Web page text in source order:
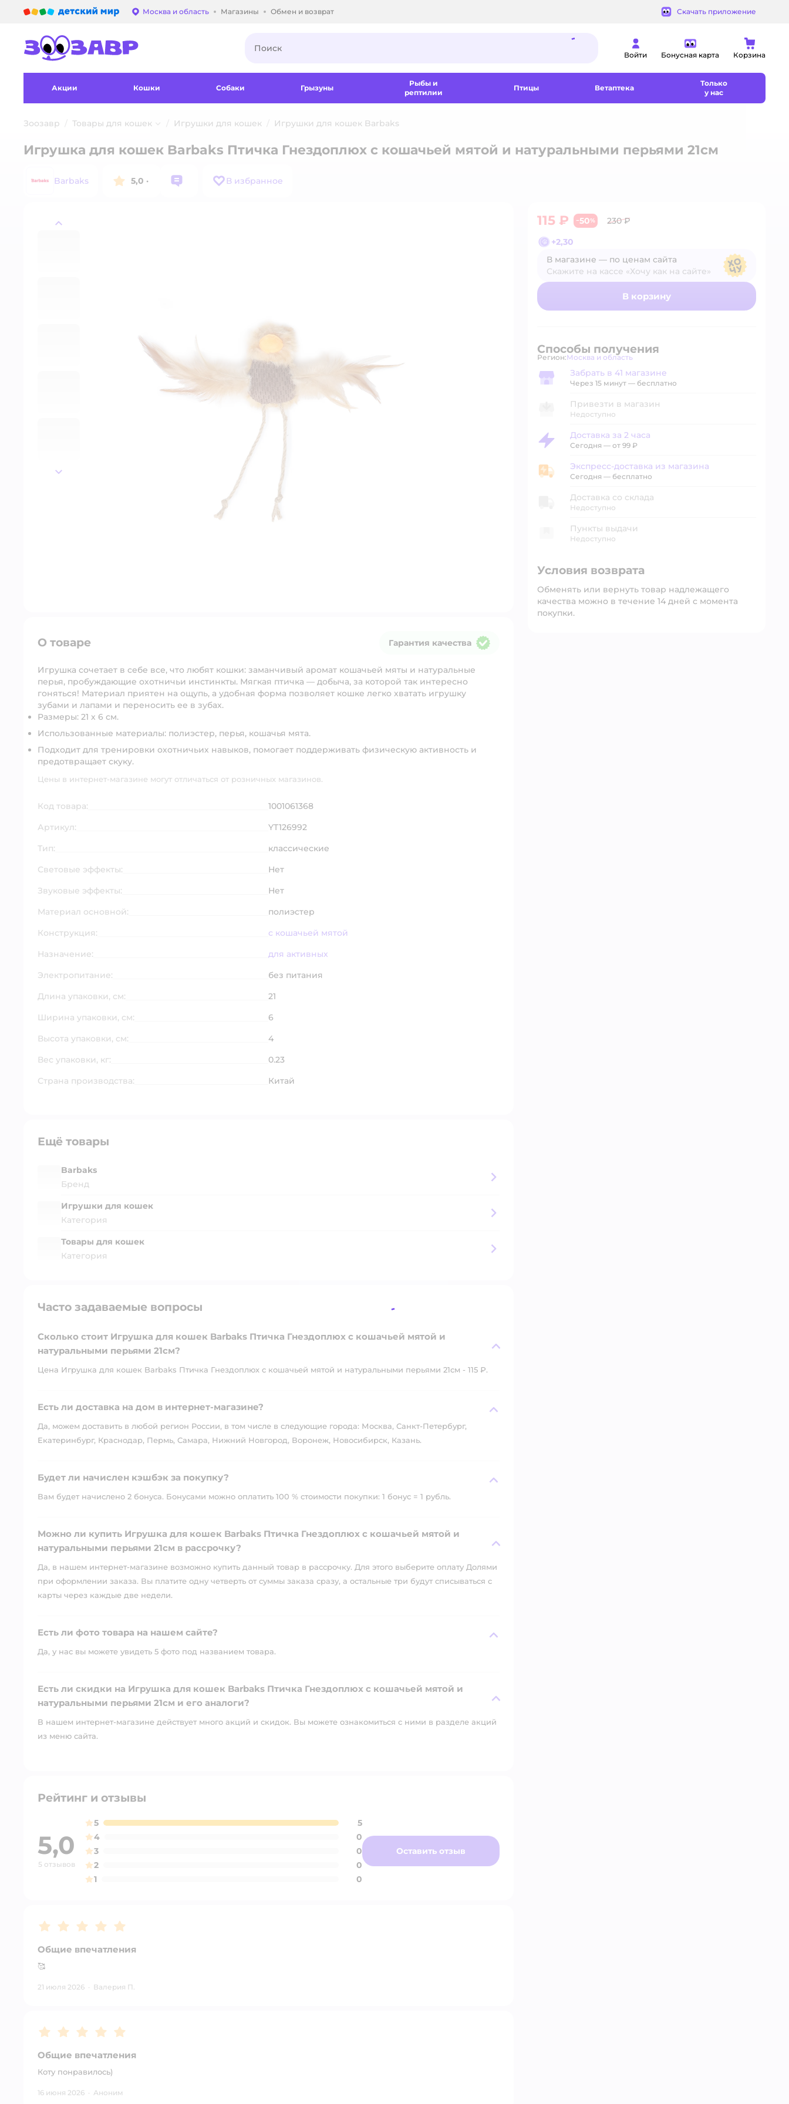
Выбор адреса доставки.
Москва и область Магазины Обмен и возврат Скачать приложение
Войти Бонусная карта Корзина
Акции Кошки Собаки Грызуны
Рыбы и
рептилии
Птицы Ветаптека
Только
у нас
Зоозавр Товары для кошек Игрушки для кошек Игрушки для кошек Barbaks
назад
далее
Игрушка для кошек Barbaks Птичка Гнездоплюх с кошачьей мятой и натуральными перьями 21см
Barbaks 5,0 · В избранное
115 ₽ −50%
230 ₽
+2,30
В магазине — по ценам сайта
Скажите на кассе «Хочу как на сайте»
В магазине — по ценам сайта
В корзину
Способы получения
Регион: Выбор адреса доставки.
Москва и область
Забрать в магазине
Забрать в 41 магазине
Через 15 минут — бесплатно
Привезти в магазин
Недоступно
Доставка за 2 часа
Доставка за 2 часа
Сегодня — от 99 ₽
Экспресс-доставка из магазина
Экспресс-доставка из магазина
Сегодня — бесплатно
Доставка со склада
Недоступно
Пункты выдачи
Недоступно
Условия возврата
Обменять или вернуть товар надлежащего
качества можно в течение 14 дней с момента
покупки.
О товаре Гарантия качества
Игрушка сочетает в себе все, что любят кошки: заманчивый аромат кошачьей мяты и натуральные
перья, пробуждающие охотничьи инстинкты. Мягкая птичка — добыча, за которой так интересно
гоняться! Материал приятен на ощупь, а удобная форма позволяет кошке легко хватать игрушку
зубами и лапами и переносить ее в зубах.
Размеры: 21 х 6 см.
Использованные материалы: полиэстер, перья, кошачья мята.
Подходит для тренировки охотничьих навыков, помогает поддерживать физическую активность и
предотвращает скуку.
Цены в интернет-магазине могут отличаться от розничных магазинов.
Код товара:
1001061368
Артикул:
YT126992
Тип:
классические
Световые эффекты:
Нет
Звуковые эффекты:
Нет
Материал основной:
полиэстер
Конструкция:
с кошачьей мятой
Назначение:
для активных
Электропитание:
без питания
Длина упаковки, см:
21
Ширина упаковки, см:
6
Высота упаковки, см:
4
Вес упаковки, кг:
0.23
Страна производства:
Китай
Ещё товары
Barbaks
Бренд
Игрушки для кошек
Категория
Товары для кошек
Категория
Часто задаваемые вопросы
Сколько стоит Игрушка для кошек Barbaks Птичка Гнездоплюх с кошачьей мятой и
натуральными перьями 21см?
Цена Игрушка для кошек Barbaks Птичка Гнездоплюх с кошачьей мятой и натуральными перьями 21см - 115 ₽.
Есть ли доставка на дом в интернет-магазине?
Да, можем доставить в любой регион России, в том числе в следующие города: Москва, Санкт-Петербург,
Екатеринбург, Краснодар, Пермь, Самара, Нижний Новгород, Воронеж, Новосибирск, Казань.
Будет ли начислен кэшбэк за покупку?
Вам будет начислено 2 бонуса. Бонусами можно оплатить 100 % стоимости покупки: 1 бонус = 1 рубль.
Можно ли купить Игрушка для кошек Barbaks Птичка Гнездоплюх с кошачьей мятой и
натуральными перьями 21см в рассрочку?
Да, в нашем интернет-магазине возможно купить данный товар в рассрочку. Для этого выберите оплату Долями
при оформлении заказа. Вы платите одну четверть от суммы заказа сразу, а остальные три будут списываться с
карты через каждые две недели.
Есть ли фото товара на нашем сайте?
Да, у нас вы можете увидеть 5 фото под названием товара.
Есть ли скидки на Игрушка для кошек Barbaks Птичка Гнездоплюх с кошачьей мятой и
натуральными перьями 21см и его аналоги?
В нашем интернет-магазине действует много акций и скидок. Вы можете ознакомиться с ними в разделе акций
из меню сайта.
Рейтинг и отзывы
5,0
5 отзывов
5
5
4
0
3
0
2
0
1
0
Оставить отзыв
Рейтинг:5
Общие впечатления
🥰
21 июля 2026 · Валерия П.
Рейтинг:5
Общие впечатления
Коту понравилось)
16 июня 2026 · Аноним